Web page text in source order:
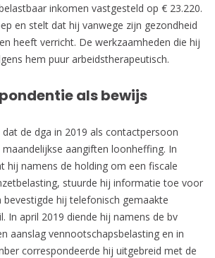
inkomen vastgesteld op € 23.220.
en stelt dat hij vanwege zijn gezondheid
heeft verricht. De werkzaamheden die hij
hem puur arbeidstherapeutisch.
als bewijs
de dga in 2019 als contactpersoon
aangiften loonheffing. In
hij namens de holding om een fiscale
stuurde hij informatie toe voor
bevestigde hij telefonisch gemaakte
In april 2019 diende hij namens de bv
aanslag vennootschapsbelasting en in
correspondeerde hij uitgebreid met de